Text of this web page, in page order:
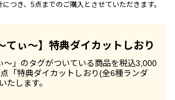
つき、5点までのご購入とさせていただきます。
てぃ～】特典ダイカットしおり
～」のタグがついている商品を税込3,000
「特典ダイカットしおり(全6種ランダ
たします。